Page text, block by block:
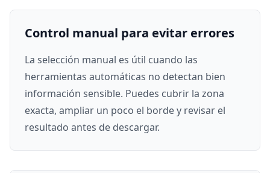
Control manual para evitar errores
La selección manual es útil cuando las
herramientas automáticas no detectan bien
información sensible. Puedes cubrir la zona
exacta, ampliar un poco el borde y revisar el
resultado antes de descargar.